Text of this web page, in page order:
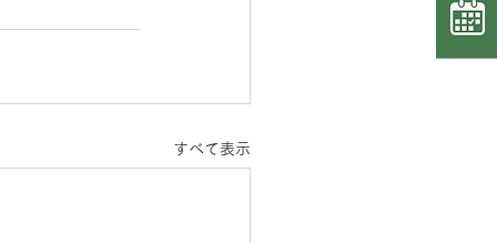
すべて表示